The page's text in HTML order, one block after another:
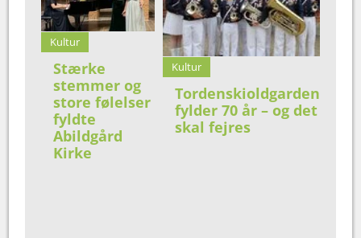
Kultur
Stærke
stemmer og
store følelser
fyldte
Abildgård
Kirke
Kultur
Tordenskioldgarden
fylder 70 år – og det
skal fejres